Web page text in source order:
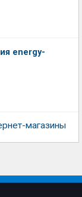
energy-
магазины